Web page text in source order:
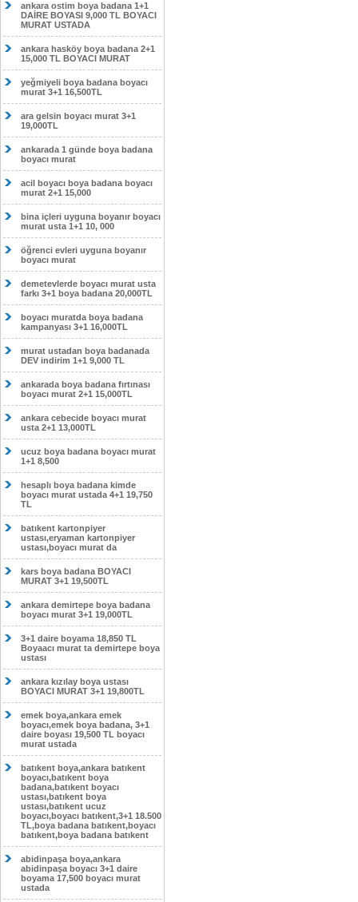
ankara ostim boya badana 1+1
DAİRE BOYASI 9,000 TL BOYACI
MURAT USTADA
ankara hasköy boya badana 2+1
15,000 TL BOYACI MURAT
yeğmiyeli boya badana boyacı
murat 3+1 16,500TL
ara gelsin boyacı murat 3+1
19,000TL
ankarada 1 günde boya badana
boyacı murat
acil boyacı boya badana boyacı
murat 2+1 15,000
bina içleri uyguna boyanır boyacı
murat usta 1+1 10, 000
öğrenci evleri uyguna boyanır
boyacı murat
demetevlerde boyacı murat usta
farkı 3+1 boya badana 20,000TL
boyacı muratda boya badana
kampanyası 3+1 16,000TL
murat ustadan boya badanada
DEV indirim 1+1 9,000 TL
ankarada boya badana fırtınası
boyacı murat 2+1 15,000TL
ankara cebecide boyacı murat
usta 2+1 13,000TL
ucuz boya badana boyacı murat
1+1 8,500
hesaplı boya badana kimde
boyacı murat ustada 4+1 19,750
TL
batıkent kartonpiyer
ustası,eryaman kartonpiyer
ustası,boyacı murat da
kars boya badana BOYACI
MURAT 3+1 19,500TL
ankara demirtepe boya badana
boyacı murat 3+1 19,000TL
3+1 daire boyama 18,850 TL
Boyaacı murat ta demirtepe boya
ustası
ankara kızılay boya ustası
BOYACI MURAT 3+1 19,800TL
emek boya,ankara emek
boyacı,emek boya badana, 3+1
daire boyası 19,500 TL boyacı
murat ustada
batıkent boya,ankara batıkent
boyacı,batıkent boya
badana,batıkent boyacı
ustası,batıkent boya
ustası,batıkent ucuz
boyacı,boyacı batıkent,3+1 18.500
TL,boya badana batıkent,boyacı
batıkent,boya badana batıkent
abidinpaşa boya,ankara
abidinpaşa boyacı 3+1 daire
boyama 17,500 boyacı murat
ustada